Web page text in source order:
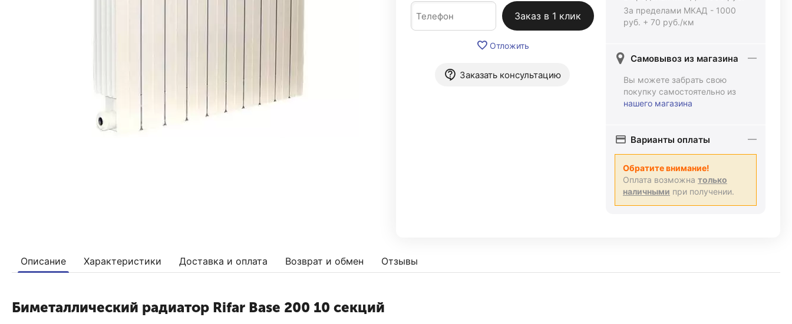
Заказ в 1 клик
Отложить
Заказать консультацию
За пределами МКАД - 1000
руб. + 70 руб./км
Самовывоз из магазина
Вы можете забрать свою
покупку самостоятельно из
нашего магазина
Варианты оплаты
Обратите внимание!
Оплата возможна только
наличными при получении.
Описание Характеристики Доставка и оплата Возврат и обмен Отзывы
Биметаллический радиатор Rifar Base 200 10 секций